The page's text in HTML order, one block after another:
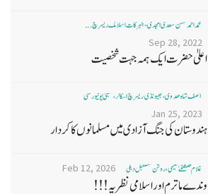
محمد احمد حسن سعدی امجدی - البرکات اسلامک ریسرچ ...
Sep 28, 2022
اعلیٰ حضرت ایک ہمہ جہت شخصیت
آصف شاہ ھدوی، بھیونڈی ریسرچ اسکالر، ممبئی یونیورسٹی
Jan 25, 2023
ہندوستان کی جنگ آزادی میں مسلمانوں کا کردار
غلام مصطفےٰ نعیمی، روشن مستقبل دہلی Feb 12, 2026
وندے ماترم اور اسلامی نظریہ!!!